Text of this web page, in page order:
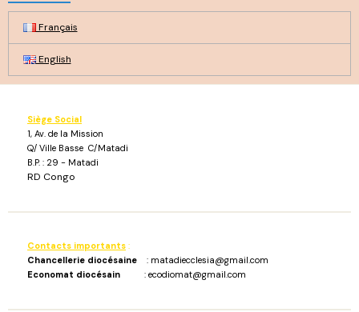
Français
English
Siège Social
1, Av. de la Mission
Q/ Ville Basse C/Matadi
B.P. : 29 - Matadi
RD Congo
Contacts importants :
Chancellerie diocésaine : matadiecclesia@gmail.com
Economat diocésain : ecodiomat@gmail.com